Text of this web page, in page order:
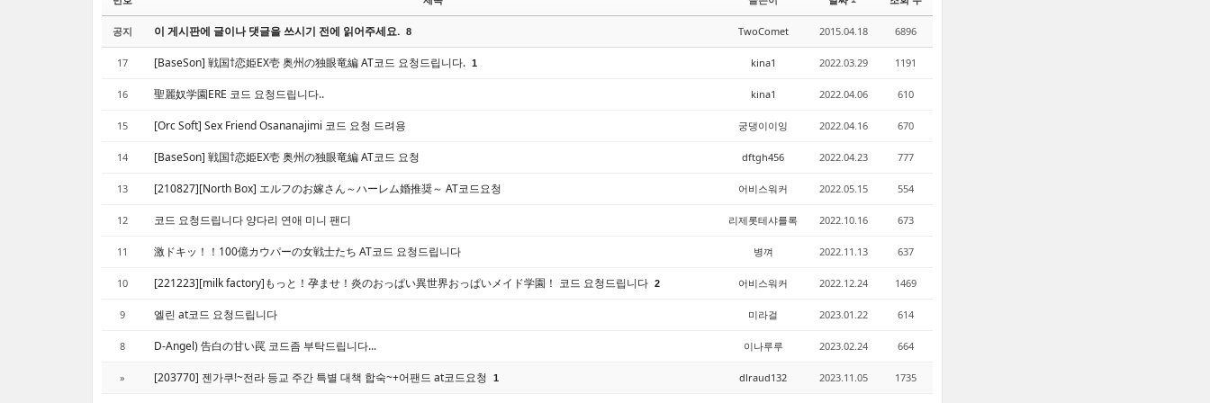
공지 이 게시판에 글이나 댓글을 쓰시기 전에 읽어주세요. 8 TwoComet 2015.04.18 6896
17 [BaseSon] 戦国†恋姫EX壱 奥州の独眼竜編 AT코드 요청드립니다. 1 kina1 2022.03.29 1191
16 聖麗奴学園ERE 코드 요청드립니다.. kina1 2022.04.06 610
15 [Orc Soft] Sex Friend Osananajimi 코드 요청 드려용 궁댕이이잉 2022.04.16 670
14 [BaseSon] 戦国†恋姫EX壱 奥州の独眼竜編 AT코드 요청 dftgh456 2022.04.23 777
13 [210827][North Box] エルフのお嫁さん～ハーレム婚推奨～ AT코드요청 어비스워커 2022.05.15 554
12 코드 요청드립니다 양다리 연애 미니 팬디 리제롯테샤를록 2022.10.16 673
11 激ドキッ！！100億カウパーの女戦士たち AT코드 요청드립니다 병껴 2022.11.13 637
10 [221223][milk factory]もっと！孕ませ！炎のおっぱい異世界おっぱいメイド学園！ 코드 요청드립니다 2 어비스워커 2022.12.24 1469
9 엘린 at코드 요청드립니다 미라걸 2023.01.22 614
8 D-Angel) 告白の甘い罠 코드좀 부탁드립니다... 이나루루 2023.02.24 664
» [203770] 젠가쿠!~전라 등교 주간 특별 대책 합숙~+어팬드 at코드요청 1 dlraud132 2023.11.05 1735